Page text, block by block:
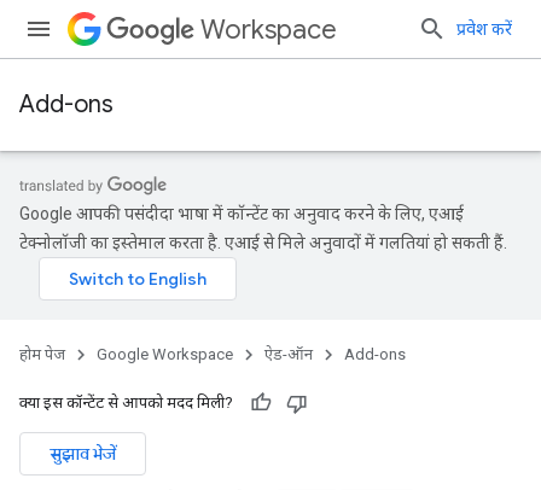
Workspace प्रवेश करें
Add-ons
Google आपकी पसंदीदा भाषा में कॉन्टेंट का अनुवाद करने के लिए, एआई
टेक्नोलॉजी का इस्तेमाल करता है. एआई से मिले अनुवादों में गलतियां हो सकती हैं.
होम पेज Google Workspace ऐड-ऑन Add-ons
क्या इस कॉन्टेंट से आपको मदद मिली?
सुझाव भेजें